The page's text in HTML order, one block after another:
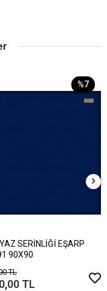
%7
SERİNLİĞİ EŞARP
90X90
TL
TL